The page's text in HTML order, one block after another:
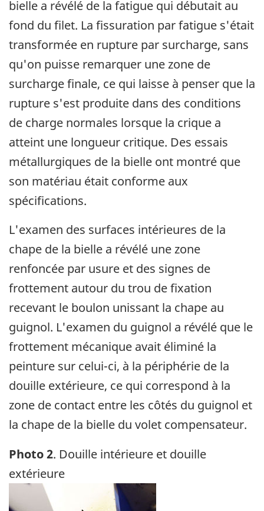
bielle a révélé de la fatigue qui débutait au
fond du filet. La fissuration par fatigue s'était
transformée en rupture par surcharge, sans
qu'on puisse remarquer une zone de
surcharge finale, ce qui laisse à penser que la
rupture s'est produite dans des conditions
de charge normales lorsque la crique a
atteint une longueur critique. Des essais
métallurgiques de la bielle ont montré que
son matériau était conforme aux
spécifications.
L'examen des surfaces intérieures de la
chape de la bielle a révélé une zone
renfoncée par usure et des signes de
frottement autour du trou de fixation
recevant le boulon unissant la chape au
guignol. L'examen du guignol a révélé que le
frottement mécanique avait éliminé la
peinture sur celui-ci, à la périphérie de la
douille extérieure, ce qui correspond à la
zone de contact entre les côtés du guignol et
la chape de la bielle du volet compensateur.
Photo 2. Douille intérieure et douille
extérieure
Image